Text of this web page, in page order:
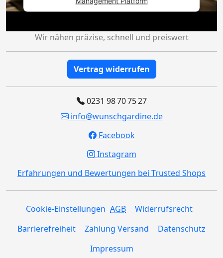
Wir nähen präzise, schnell und preiswert
Vertrag widerrufen
0231 98 70 75 27
info@wunschgardine.de
Facebook
Instagram
Erfahrungen und Bewertungen bei Trusted Shops
Cookie-Einstellungen AGB
Widerrufsrecht
Barrierefreiheit
Zahlung Versand
Datenschutz
Impressum